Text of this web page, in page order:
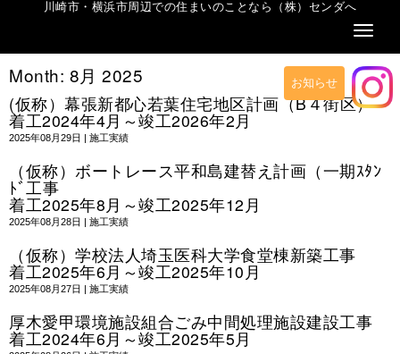
川崎市・横浜市周辺での住まいのことなら（株）センダへ
お知らせ
Month: 8月 2025
(仮称）幕張新都心若葉住宅地区計画（B４街区）
着工2024年4月～竣工2026年2月
2025年08月29日 | 施工実績
（仮称）ボートレース平和島建替え計画（一期ｽﾀﾝ
ﾄﾞ工事
着工2025年8月～竣工2025年12月
2025年08月28日 | 施工実績
（仮称）学校法人埼玉医科大学食堂棟新築工事
着工2025年6月～竣工2025年10月
2025年08月27日 | 施工実績
厚木愛甲環境施設組合ごみ中間処理施設建設工事
着工2024年6月～竣工2025年5月